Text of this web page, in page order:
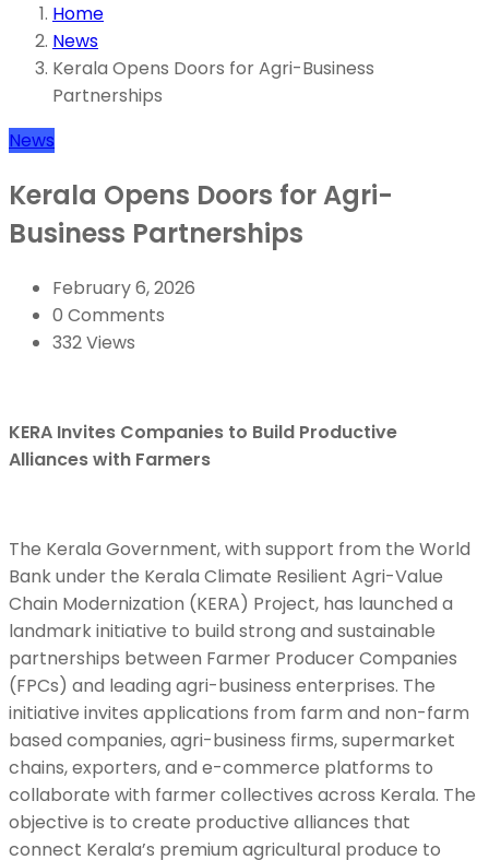
Home
News
Kerala Opens Doors for Agri-Business
Partnerships
News
Kerala Opens Doors for Agri-
Business Partnerships
February 6, 2026
0 Comments
332 Views
KERA Invites Companies to Build Productive
Alliances with Farmers
The Kerala Government, with support from the World
Bank under the Kerala Climate Resilient Agri-Value
Chain Modernization (KERA) Project, has launched a
landmark initiative to build strong and sustainable
partnerships between Farmer Producer Companies
(FPCs) and leading agri-business enterprises. The
initiative invites applications from farm and non-farm
based companies, agri-business firms, supermarket
chains, exporters, and e-commerce platforms to
collaborate with farmer collectives across Kerala. The
objective is to create productive alliances that
connect Kerala’s premium agricultural produce to